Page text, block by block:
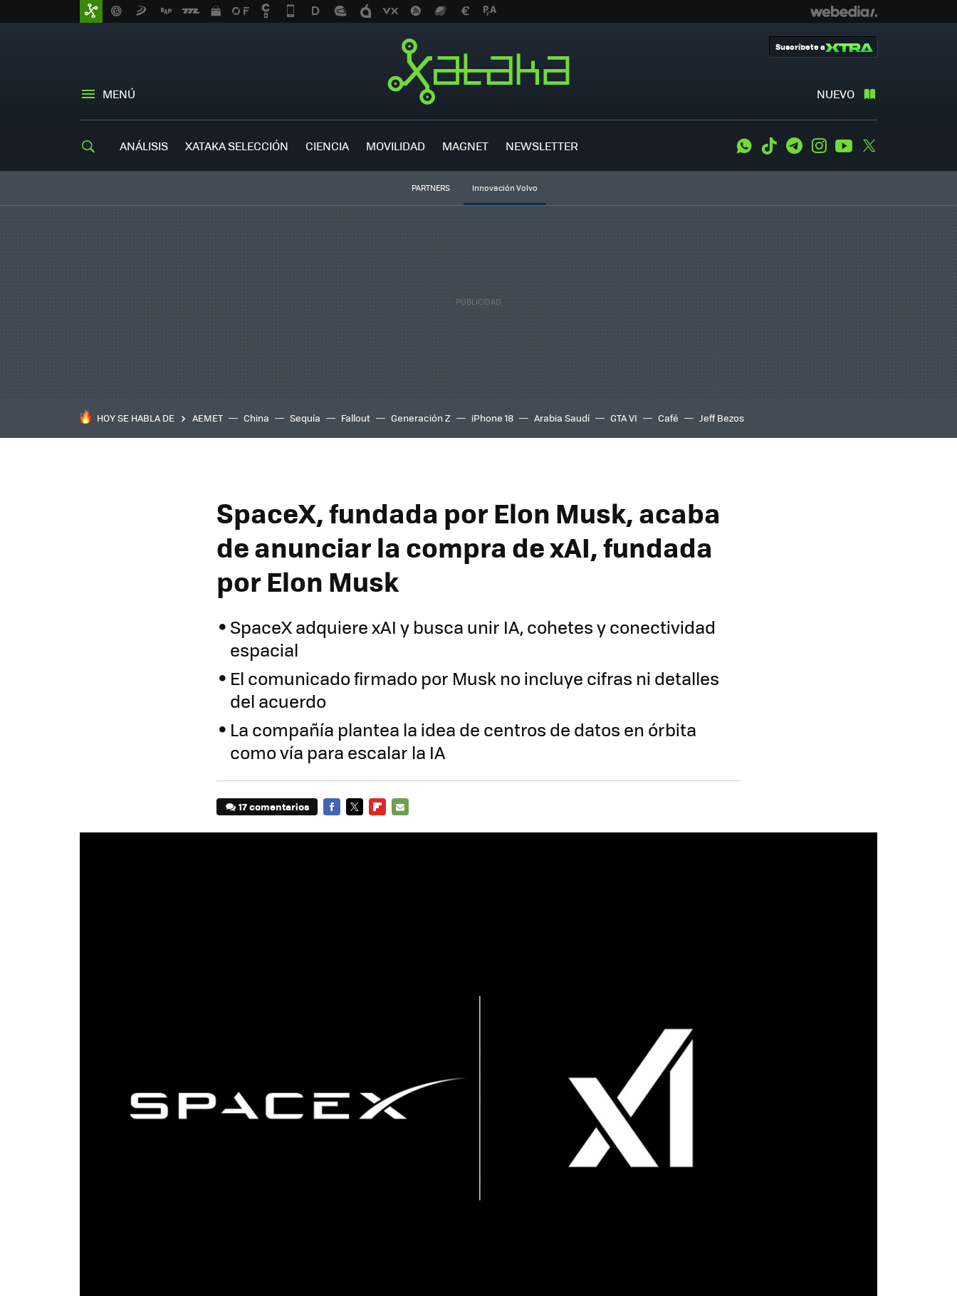
MENÚ NUEVO
Suscríbete a
ANÁLISIS XATAKA SELECCIÓN CIENCIA MOVILIDAD MAGNET NEWSLETTER WhatsApp
Tiktok TelegramInstagramYoutube
PARTNERS Innovación Volvo
HOY SE HABLA DE AEMET China Sequía Fallout Generación Z iPhone 18 Arabia Saudí GTA VI Café Jeff Bezos
SpaceX, fundada por Elon Musk, acaba
de anunciar la compra de xAI, fundada
por Elon Musk
SpaceX adquiere xAI y busca unir IA, cohetes y conectividad
espacial
El comunicado firmado por Musk no incluye cifras ni detalles
del acuerdo
La compañía plantea la idea de centros de datos en órbita
como vía para escalar la IA
17 comentarios